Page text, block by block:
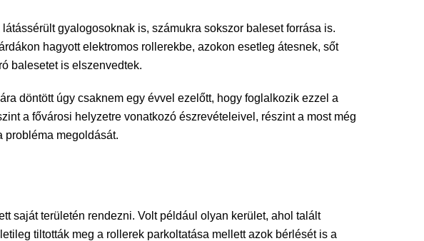
gyalogosoknak is, számukra sokszor baleset forrása is.
hagyott elektromos rollerekbe, azokon esetleg átesnek, sőt
balesetet is elszenvedtek.
döntött úgy csaknem egy évvel ezelőtt, hogy foglalkozik ezzel a
a fővárosi helyzetre vonatkozó észrevételeivel, részint a most még
probléma megoldását.
saját területén rendezni. Volt például olyan kerület, ahol talált
tiltották meg a rollerek parkoltatása mellett azok bérlését is a